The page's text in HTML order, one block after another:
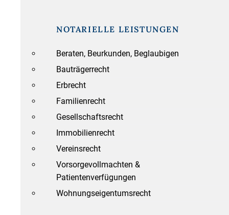
NOTARIELLE LEISTUNGEN
Beraten, Beurkunden, Beglaubigen
Bauträgerrecht
Erbrecht
Familienrecht
Gesellschaftsrecht
Immobilienrecht
Vereinsrecht
Vorsorgevollmachten &
Patientenverfügungen
Wohnungseigentumsrecht